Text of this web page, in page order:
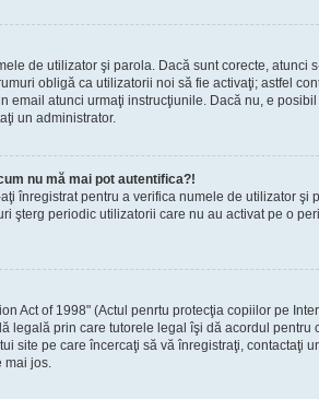
de utilizator şi parola. Dacă sunt corecte,
obligă ca utilizatorii noi să fie activaţi; astfel
email atunci urmaţi instrucţiunile. Dacă nu, e
un administrator.
nu mă mai pot autentifica?!
înregistrat pentru a verifica numele de utilizator
şterg periodic utilizatorii care nu au activat pe o
Act of 1998" (Actul penrtu protecţia copiilor pe
legală prin care tutorele legal îşi dă acordul
site pe care încercaţi să vă înregistraţi,
mai jos.